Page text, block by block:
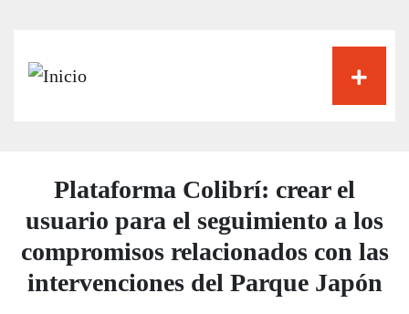
Plataforma Colibrí: crear el
usuario para el seguimiento a los
compromisos relacionados con las
intervenciones del Parque Japón